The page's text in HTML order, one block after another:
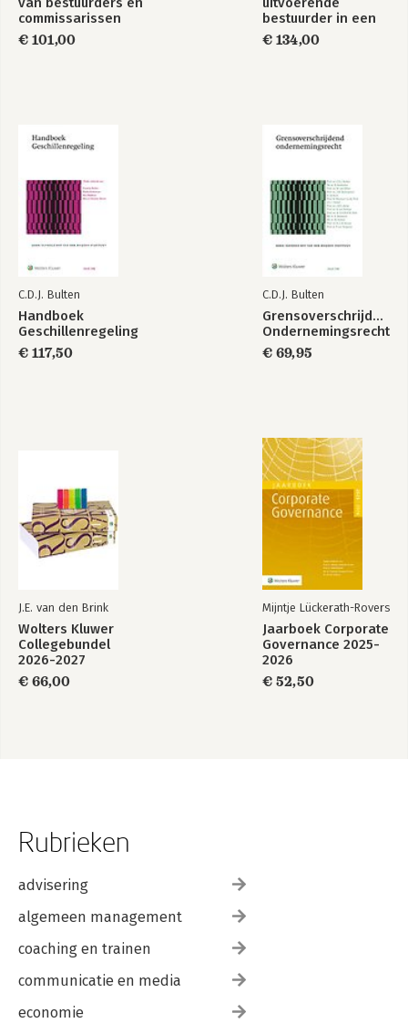
bij stichtingen
Bekijk alle boeken
commissarissen
€ 101,00
bestuurder in een
one tier board
€ 134,00
C.D.J. Bulten
Handboek
Geschillenregeling
€ 117,50
C.D.J. Bulten
Grensoverschrijdend
Ondernemingsrecht
€ 69,95
J.E. van den Brink
Wolters Kluwer
Collegebundel
2026-2027
€ 66,00
Mijntje Lückerath-Rovers
Jaarboek Corporate
Governance 2025-
2026
€ 52,50
Rubrieken
advisering
algemeen management
coaching en trainen
communicatie en media
economie